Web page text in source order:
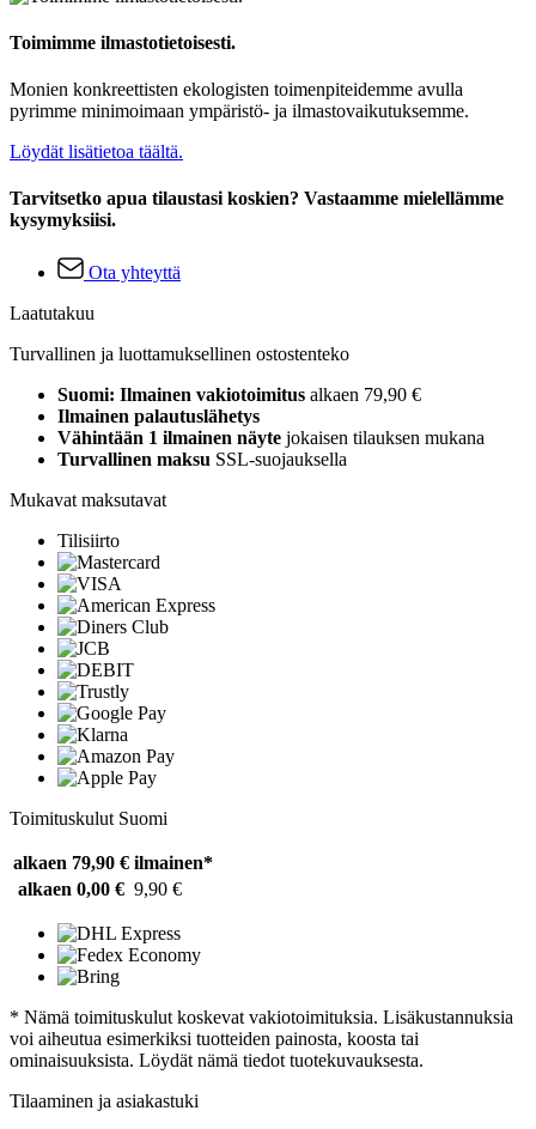
Toimimme ilmastotietoisesti.
Monien konkreettisten ekologisten toimenpiteidemme avulla
pyrimme minimoimaan ympäristö- ja ilmastovaikutuksemme.
Löydät lisätietoa täältä.
Tarvitsetko apua tilaustasi koskien? Vastaamme mielellämme
kysymyksiisi.
Ota yhteyttä
Laatutakuu
Turvallinen ja luottamuksellinen ostostenteko
Suomi: Ilmainen vakiotoimitus alkaen 79,90 €
Ilmainen palautuslähetys
Vähintään 1 ilmainen näyte jokaisen tilauksen mukana
Turvallinen maksu SSL-suojauksella
Mukavat maksutavat
Tilisiirto
Toimituskulut Suomi
alkaen 79,90 € ilmainen*
alkaen 0,00 € 9,90 €
* Nämä toimituskulut koskevat vakiotoimituksia. Lisäkustannuksia
voi aiheutua esimerkiksi tuotteiden painosta, koosta tai
ominaisuuksista. Löydät nämä tiedot tuotekuvauksesta.
Tilaaminen ja asiakastuki